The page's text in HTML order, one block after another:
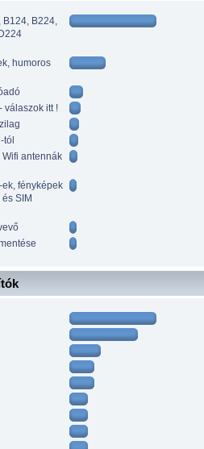
B124, B224,
humoros
válaszok itt !
tól
antennák
fényképek
SIM